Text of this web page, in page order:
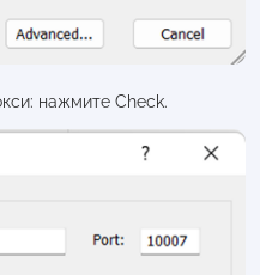
нажмите Check.